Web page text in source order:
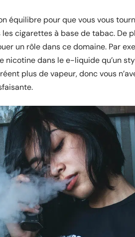
équilibre pour que vous vous
cigarettes à base de tabac. De
un rôle dans ce domaine. Par
nicotine dans le e-liquide qu’un
plus de vapeur, donc vous